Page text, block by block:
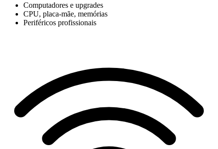
Computadores e upgrades
CPU, placa-mãe, memórias
Periféricos profissionais